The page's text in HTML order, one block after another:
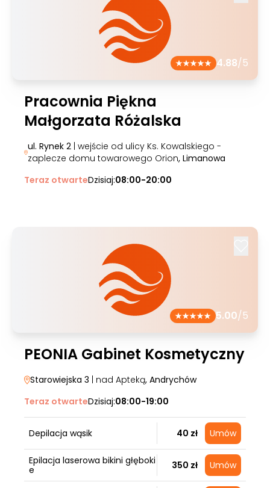
4.88/5
Pracownia Piękna
Małgorzata Różalska
ul. Rynek 2| wejście od ulicy Ks. Kowalskiego -
zaplecze domu towarowego Orion, Limanowa
Teraz otwarteDzisiaj:08:00-20:00
5.00/5
PEONIA Gabinet Kosmetyczny
Starowiejska 3 | nad Apteką, Andrychów
Teraz otwarteDzisiaj:08:00-19:00
Depilacja wąsik 40 zł Umów
Epilacja laserowa bikini głęboki
e
350 zł Umów